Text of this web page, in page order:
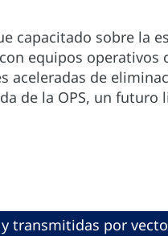
capacitado sobre la
equipos operativos
de
de la OPS, un futuro
transmitidas por